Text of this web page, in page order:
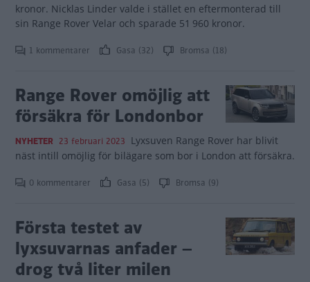
kronor. Nicklas Linder valde i stället en eftermonterad till
sin Range Rover Velar och sparade 51 960 kronor.
1 kommentarer Gasa (32) Bromsa (18)
Range Rover omöjlig att
försäkra för Londonbor
NYHETER 23 februari 2023 Lyxsuven Range Rover har blivit
näst intill omöjlig för bilägare som bor i London att försäkra.
0 kommentarer Gasa (5) Bromsa (9)
Första testet av
lyxsuvarnas anfader –
drog två liter milen